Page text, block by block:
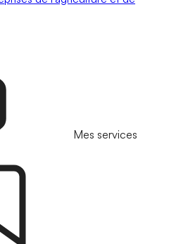
Mes services